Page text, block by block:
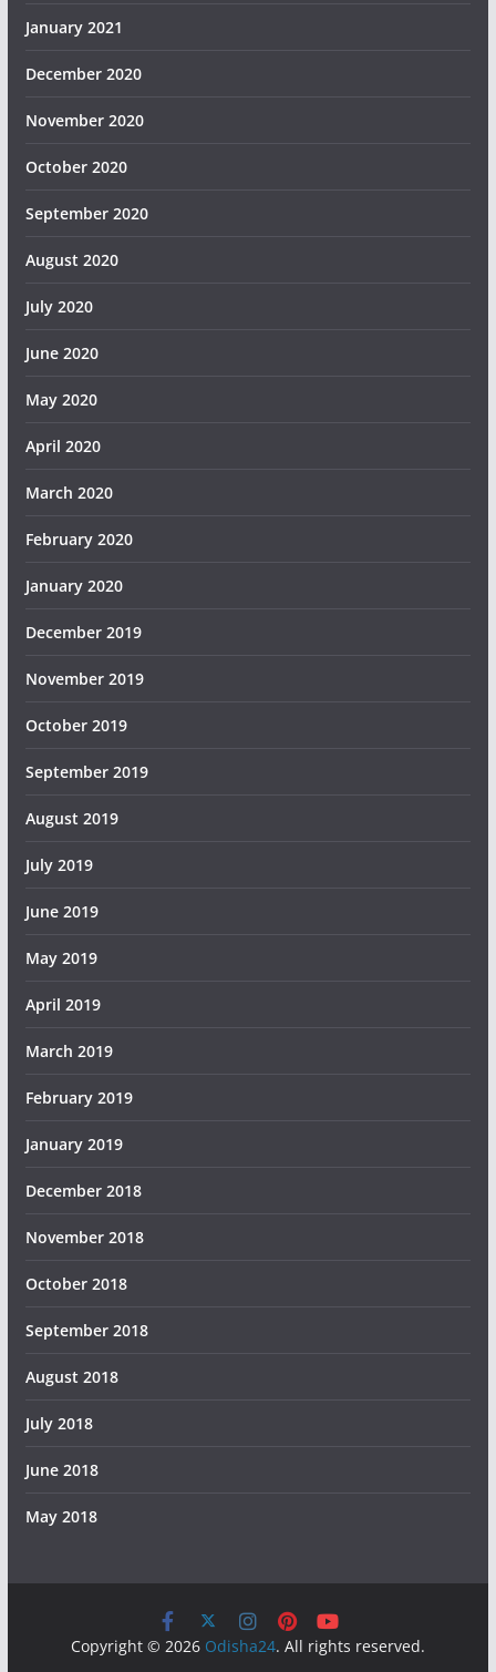
January 2021
December 2020
November 2020
October 2020
September 2020
August 2020
July 2020
June 2020
May 2020
April 2020
March 2020
February 2020
January 2020
December 2019
November 2019
October 2019
September 2019
August 2019
July 2019
June 2019
May 2019
April 2019
March 2019
February 2019
January 2019
December 2018
November 2018
October 2018
September 2018
August 2018
July 2018
June 2018
May 2018
Copyright © 2026 Odisha24. All rights reserved.